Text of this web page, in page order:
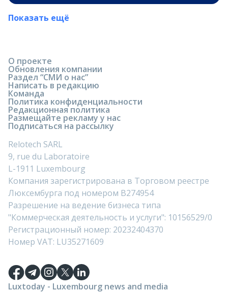
Показать ещё
О проекте
Обновления компании
Раздел “СМИ о нас”
Написать в редакцию
Команда
Политика конфиденциальности
Редакционная политика
Размещайте рекламу у нас
Подписаться на рассылку
Relotech SARL
9, rue du Laboratoire
L-1911 Luxembourg
Компания зарегистрирована в Торговом реестре
Люксембурга под номером B274954
Разрешение на ведение бизнеса типа
"Коммерческая деятельность и услуги": 10156529/0
Регистрационный номер: 20232404370
Номер VAT: LU35271609
Luxtoday - Luxembourg news and media